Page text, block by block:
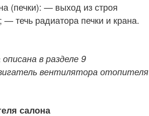
(печки): — выход из строя
— течь радиатора печки и крана.
в разделе 9
вентилятора отопителя
салона